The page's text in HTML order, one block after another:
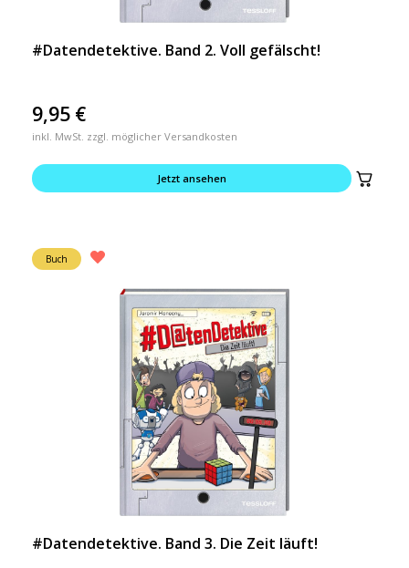
#Datendetektive. Band 2. Voll gefälscht!
9,95 €
inkl. MwSt. zzgl. möglicher Versandkosten
Jetzt ansehen
Buch
#Datendetektive. Band 3. Die Zeit läuft!